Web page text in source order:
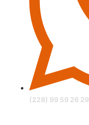
(228) 99 59 26 29